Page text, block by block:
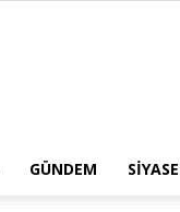
GÜNDEM